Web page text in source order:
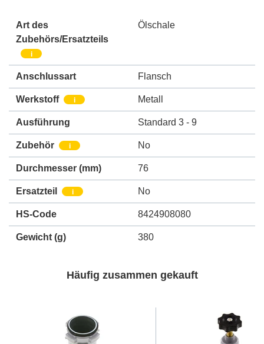
Art des
Zubehörs/Ersatzteils
i
Ölschale
Anschlussart Flansch
Werkstoff i Metall
Ausführung Standard 3 - 9
Zubehör i No
Durchmesser (mm) 76
Ersatzteil i No
HS-Code 8424908080
Gewicht (g) 380
Häufig zusammen gekauft